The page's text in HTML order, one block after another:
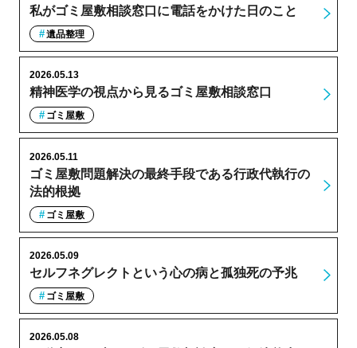
私がゴミ屋敷相談窓口に電話をかけた日のこと
遺品整理
精神医学の視点から見るゴミ屋敷相談窓口
2026.05.13
ゴミ屋敷
ゴミ屋敷問題解決の最終手段である行政代執行の
法的根拠
2026.05.11
ゴミ屋敷
セルフネグレクトという心の病と孤独死の予兆
2026.05.09
ゴミ屋敷
2026.05.08